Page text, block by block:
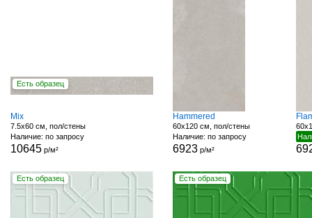
Есть образец
Mix
7.5x60 см, пол/стены
Наличие: по запросу
10645 р/м²
Hammered
60x120 см, пол/стены
Наличие: по запросу
6923р/м²
Есть образец Есть образец